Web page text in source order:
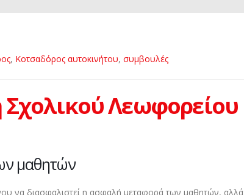
, Κοτσαδόρος αυτοκινήτου, συμβουλές
Λεωφορείου
μαθητών
να διασφαλιστεί η ασφαλή μεταφορά των μαθητών, αλλά